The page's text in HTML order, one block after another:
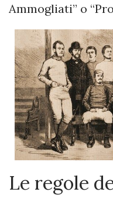
Ammogliati” o
Le regole